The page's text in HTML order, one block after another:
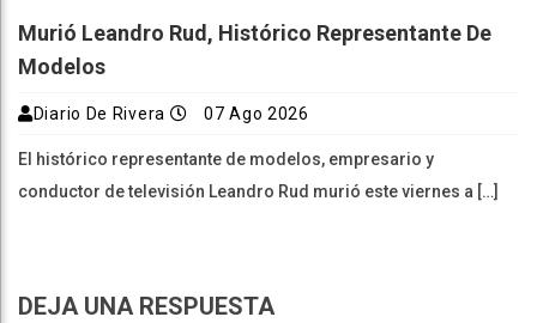
Murió Leandro Rud, Histórico Representante De
Modelos
Diario De Rivera 07 Ago 2026
El histórico representante de modelos, empresario y
conductor de televisión Leandro Rud murió este viernes a […]
DEJA UNA RESPUESTA